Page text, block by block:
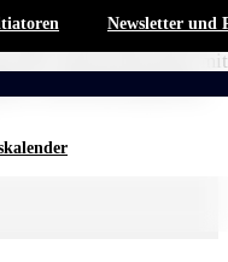
Newsletter und
Aufwertungen des
Kunst, Mobiliar, Parklets,
oder Wasserelemente mit
Aufenthaltsqualität.